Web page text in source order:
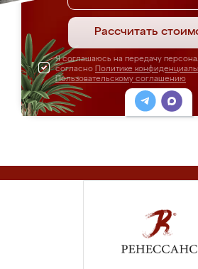
Рассчитать
Я соглашаюсь на передачу
согласно Политике
Пользовательскому соглашению